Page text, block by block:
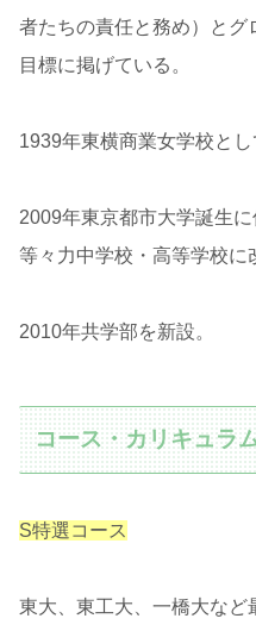
者たちの責任と務め）と
目標に掲げている。
1939年東横商業女学校とし
2009年東京都市大学誕生
等々力中学校・高等学校に
2010年共学部を新設。
コース・カリキュラ
S特選コース
東大、東工大、一橋大など